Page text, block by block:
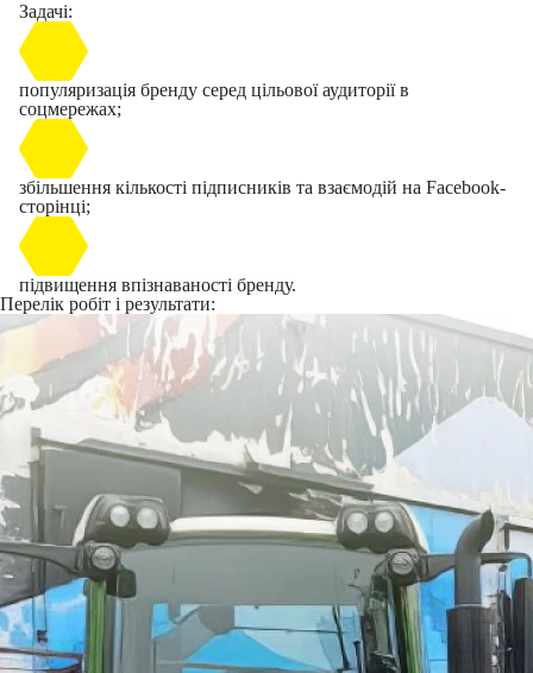
Задачі:
популяризація бренду серед цільової аудиторії в
соцмережах;
збільшення кількості підписників та взаємодій на Facebook-
сторінці;
підвищення впізнаваності бренду.
Перелік робіт і результати: